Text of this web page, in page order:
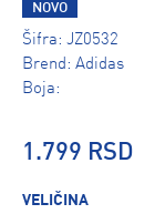
NOVO
Šifra: JZ0532
Brend: Adidas
Boja:
1.799 RSD
VELIČINA